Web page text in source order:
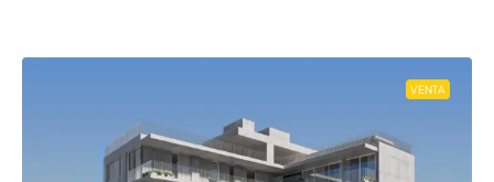
VENTA